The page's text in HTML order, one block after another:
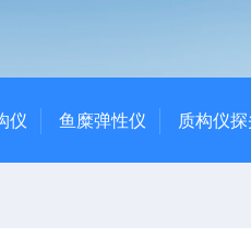
仪 鱼糜弹性仪 质构仪